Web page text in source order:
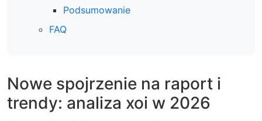
Podsumowanie
FAQ
Nowe spojrzenie na raport i
trendy: analiza xoi w 2026